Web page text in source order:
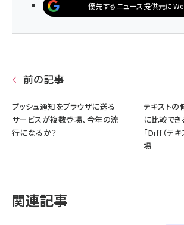
優先するニュース提供元に
前の記事
プッシュ通知をブラウザに送る
サービスが複数登場、今年の流
行になるか？
テキストの
に比較で
「Diff（テ
場
関連記事